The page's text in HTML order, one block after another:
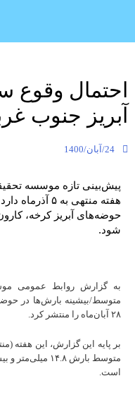
احتمال وقوع
آبریز جنوب
24/آبان/1400
پیش‌بینی تازه موسسه
هفته منتهی به
حوضه‌های آبریز کرخه،
شود.
به گزارش روابط عمومی
متوسط/بیشینه بارش‌ها در
۲۸ آبان‌ماه را منتشر کرد.
است.